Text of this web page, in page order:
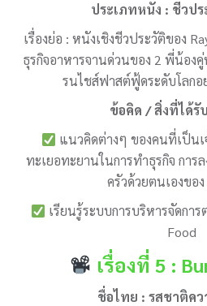
ประเภทหนัง : ชีวป
เรื่องย่อ : หนังเชิงชีวประวัติของ
ธุรกิจอาหารจานด่วนของ 2 พี่น้อง
รนไชส์ฟาสต์ฟู้ดระดับโลกอ
ข้อคิด / สิ่งที่ได้รั
แนวคิดต่างๆ ของคนที่เป็นเ
ทะเยอทะยานในการทำธุรกิจ กา
ครัวด้วยตนเองของ
เรียนรู้ระบบการบริหารจัดกา
Food
เรื่องที่ 5 :
ชื่อไทย : รสชาติคว